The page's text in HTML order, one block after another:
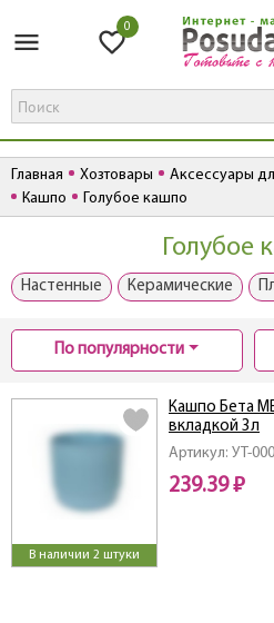
0
Главная Хозтовары
Аксессуары
Кашпо
Голубое кашпо
Голубое
Настенные Керамические
По популярности
В наличии 2 штуки
Артикул: УТ-
Кашпо Бета
вкладкой 3л
239.39 ₽